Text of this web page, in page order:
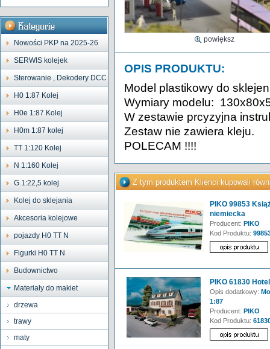
Nowości PKP na 2025-26
SERWIS kolejek
Sterowanie , Dekodery DCC
H0 1:87 Kolej
H0e 1:87 Kolej
H0m 1:87 kolej
TT 1:120 Kolej
N 1:160 Kolej
G 1:22,5 kolej
Kolej do sklejania
Akcesoria kolejowe
pojazdy H0 TT N
Figurki H0 TT N
Budownictwo
Materiały do makiet
drzewa
trawy
maty
powiększ
OPIS PRODUKTU:
Model plastikowy do
Wymiary modelu:
W zestawie prcyzyjna
Zestaw nie zawiera kleju.
POLECAM !!!!
Z tym produktem Klienci kupowali
PIKO 99853
niemiecka
Producent: PIKO
Kod Produktu:
PIKO 61830 Hotel
Opis dodatkowy:
1:87
Producent: PIKO
Kod Produktu: